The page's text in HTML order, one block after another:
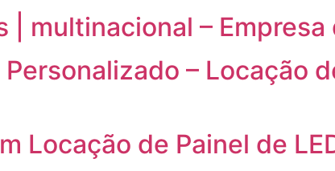
| multinacional –
– Locação
Locação de Painel de